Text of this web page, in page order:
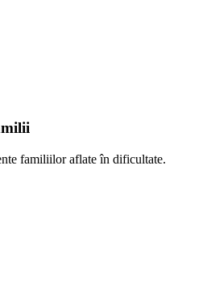
familiilor aflate în dificultate.